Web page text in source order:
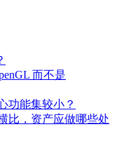
而不是
功能集较小？
比，资产应做哪些处